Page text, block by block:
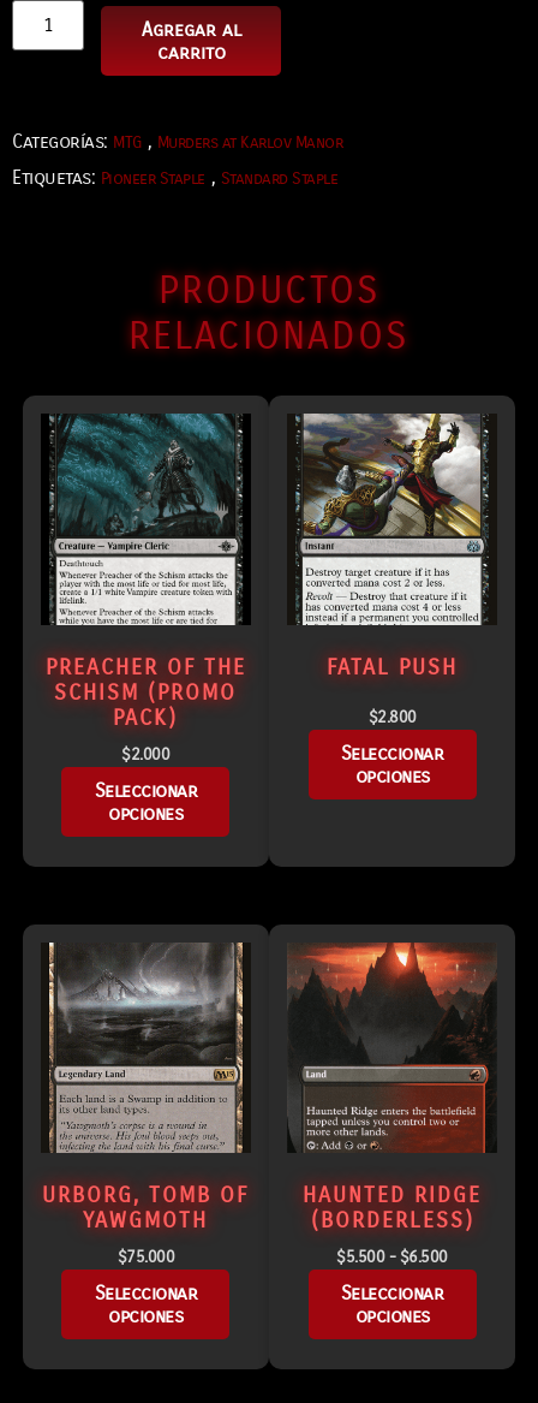
Agregar al
carrito
Categorías: MTG , Murders at Karlov Manor
Etiquetas: Pioneer Staple , Standard Staple
PRODUCTOS
RELACIONADOS
PREACHER OF THE
SCHISM (PROMO
PACK)
$2.000
Seleccionar
opciones
FATAL PUSH
$2.800
Seleccionar
opciones
URBORG, TOMB OF
YAWGMOTH
$75.000
Seleccionar
opciones
HAUNTED RIDGE
(BORDERLESS)
$5.500 - $6.500
Seleccionar
opciones